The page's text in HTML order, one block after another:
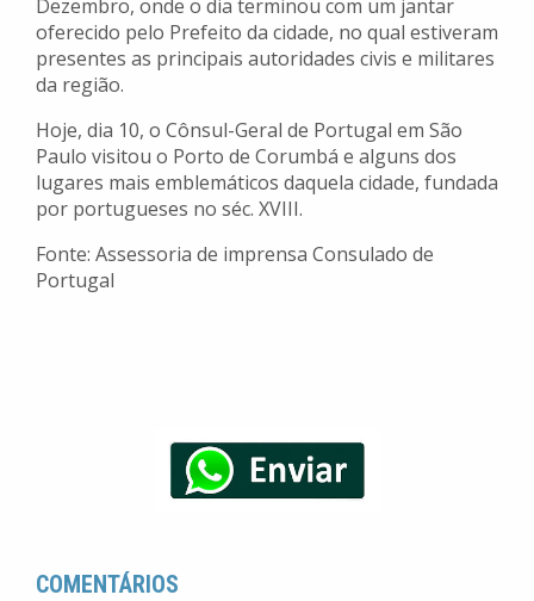
Dezembro, onde o dia terminou com um jantar
oferecido pelo Prefeito da cidade, no qual estiveram
presentes as principais autoridades civis e militares
da região.
Hoje, dia 10, o Cônsul-Geral de Portugal em São
Paulo visitou o Porto de Corumbá e alguns dos
lugares mais emblemáticos daquela cidade, fundada
por portugueses no séc. XVIII.
Fonte: Assessoria de imprensa Consulado de
Portugal
COMENTÁRIOS